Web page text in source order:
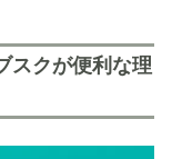
スクが便利な理